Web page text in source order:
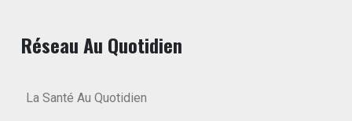
Réseau Au Quotidien
La Santé Au Quotidien